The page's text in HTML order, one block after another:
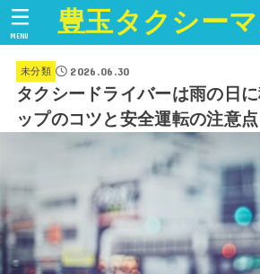
豊玉タクシー
MENU
未分類 2026.06.30
タクシードライバーは雨の日
ップのコツと安全運転の注意点